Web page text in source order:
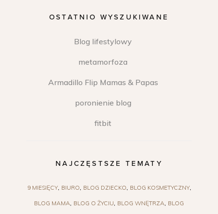
OSTATNIO WYSZUKIWANE
Blog lifestylowy
metamorfoza
Armadillo Flip Mamas & Papas
poronienie blog
fitbit
NAJCZĘSTSZE TEMATY
9 MIESIĘCY BIURO BLOG DZIECKO BLOG KOSMETYCZNY
BLOG MAMA BLOG O ŻYCIU BLOG WNĘTRZA BLOG